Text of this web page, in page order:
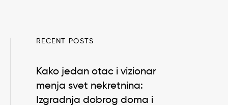
RECENT POSTS
Kako jedan otac i vizionar
menja svet nekretnina:
Izgradnja dobrog doma i